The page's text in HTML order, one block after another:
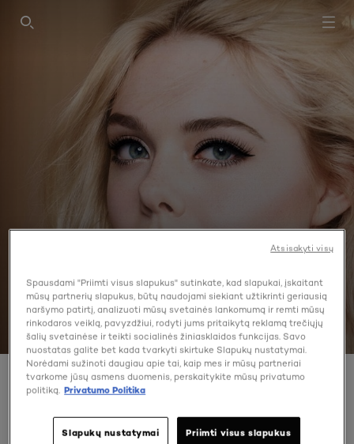
SEARCH THIS SITE
PARADISE EXTATIC
3 rezultatas (-ai)
Spausdami "Priimti visus slapukus" sutinkate, kad slapukai, įskaitant
mūsų partnerių slapukus, būtų naudojami siekiant užtikrinti geriausią
naršymo patirtį, analizuoti mūsų svetainės lankomumą ir remti mūsų
rinkodaros veiklą, pavyzdžiui, rodyti jums pritaikytą reklamą trečiųjų
šalių svetainėse ir teikti socialinės žiniasklaidos funkcijas. Savo
nuostatas galite bet kada tvarkyti skirtuke Slapukų nustatymai.
Norėdami sužinoti daugiau apie tai, kaip mes ir mūsų partneriai
tvarkome jūsų asmens duomenis, perskaitykite mūsų privatumo
politiką. Privatumo Politika
Slapukų nustatymai Priimti visus slapukus
Atsisakyti visų